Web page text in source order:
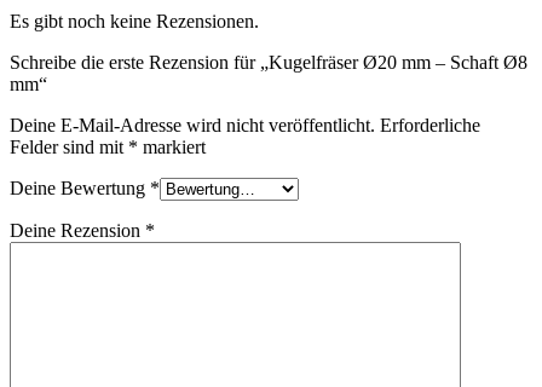
Es gibt noch keine Rezensionen.
Schreibe die erste Rezension für „Kugelfräser Ø20 mm – Schaft Ø8
mm“
Deine E-Mail-Adresse wird nicht veröffentlicht. Erforderliche
Felder sind mit * markiert
Deine Bewertung *
Deine Rezension *